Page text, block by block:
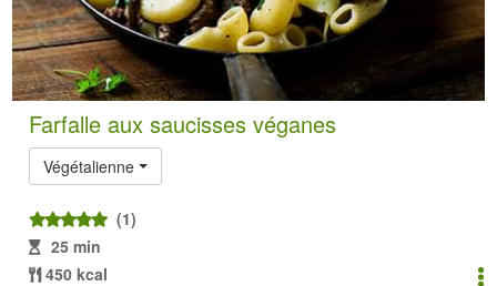
Farfalle aux saucisses véganes
Végétalienne
(1)
25 min
450 kcal